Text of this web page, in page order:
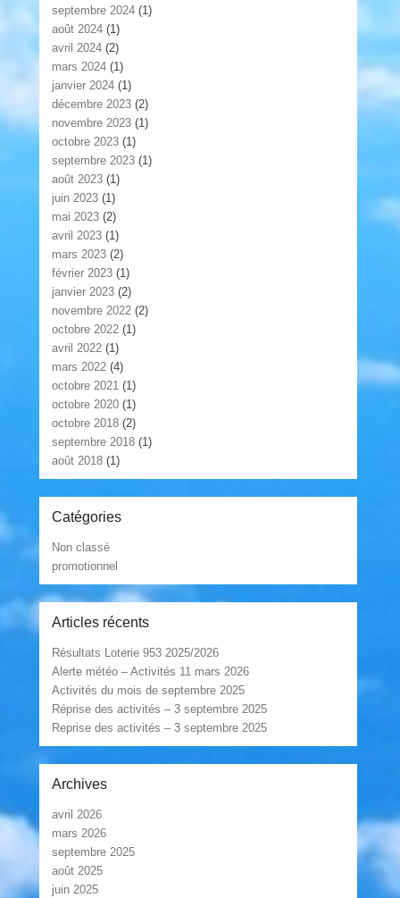
septembre 2024 (1)
août 2024 (1)
avril 2024 (2)
mars 2024 (1)
janvier 2024 (1)
décembre 2023 (2)
novembre 2023 (1)
octobre 2023 (1)
septembre 2023 (1)
août 2023 (1)
juin 2023 (1)
mai 2023 (2)
avril 2023 (1)
mars 2023 (2)
février 2023 (1)
janvier 2023 (2)
novembre 2022 (2)
octobre 2022 (1)
avril 2022 (1)
mars 2022 (4)
octobre 2021 (1)
octobre 2020 (1)
octobre 2018 (2)
septembre 2018 (1)
août 2018 (1)
Catégories
Non classé
promotionnel
Articles récents
Résultats Loterie 953 2025/2026
Alerte météo – Activités 11 mars 2026
Activités du mois de septembre 2025
Réprise des activités – 3 septembre 2025
Reprise des activités – 3 septembre 2025
Archives
avril 2026
mars 2026
septembre 2025
août 2025
juin 2025